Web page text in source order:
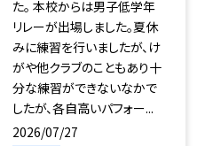
た。 本校からは男子低学年
リレーが出場しました。夏休
みに練習を行いましたが、け
がや他クラブのこともあり十
分な練習ができないなかで
したが、各自高いパフォー...
2026/07/27